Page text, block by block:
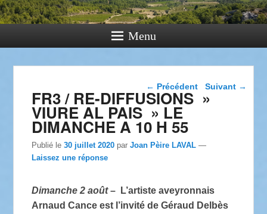
Menu
Navigation dans les
← Précédent Suivant →
FR3 / RE-DIFFUSIONS »
VIURE AL PAIS » LE
DIMANCHE A 10 H 55
Publié le30 juillet 2020 parJoan Pèire LAVAL —
Laissez une réponse
Dimanche 2 août–
L’artiste aveyronnais
Arnaud Cance est l’invité de Géraud Delbès